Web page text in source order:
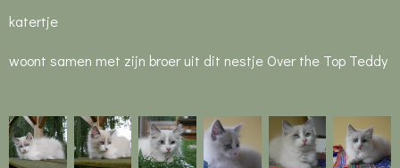
katertje
woont samen met zijn broer uit dit nestje Over the Top Teddy